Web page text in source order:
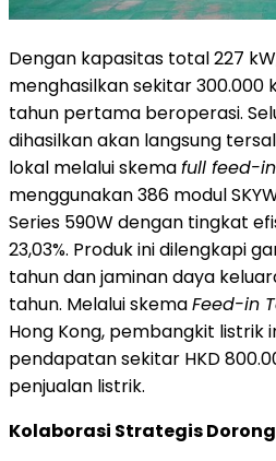
Dengan kapasitas total 227
menghasilkan sekitar 300.000
tahun pertama beroperasi.
dihasilkan akan langsung
lokal melalui skemafull feed-in
menggunakan 386 modul
Series 590W dengan tingkat
23,03%. Produk ini dilengkapi
tahun dan jaminan daya
tahun. Melalui skemaFeed-in
Hong Kong, pembangkit listrik
pendapatan sekitar HKD
penjualan listrik.
Kolaborasi Strategis